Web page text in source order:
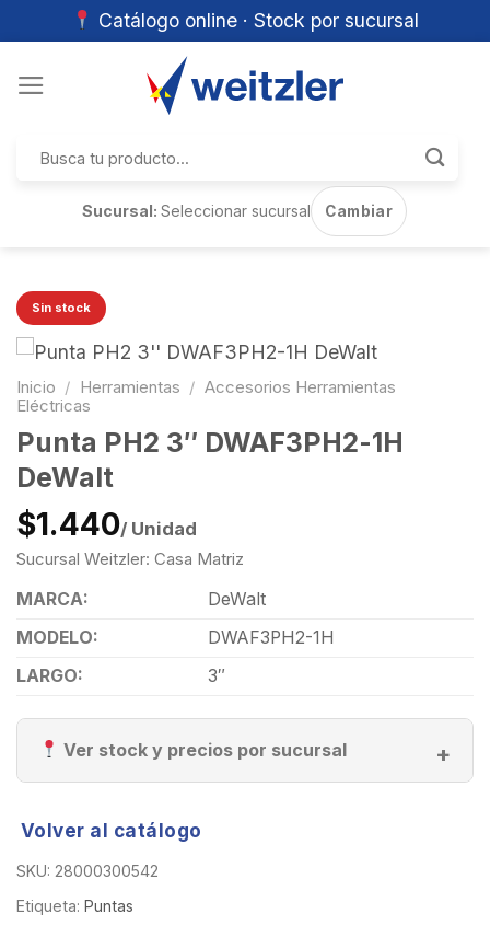
Catálogo online · Stock por sucursal
por:
Sucursal:Seleccionar sucursal Cambiar
Sin stock
Inicio / Herramientas / Accesorios Herramientas
Eléctricas
Punta PH2 3″ DWAF3PH2-1H
DeWalt
$1.440/ Unidad
Sucursal Weitzler: Casa Matriz
MARCA:
DeWalt
MODELO:
DWAF3PH2-1H
LARGO:
3″
Ver stock y precios por sucursal
Volver al catálogo
SKU: 28000300542
Etiqueta: Puntas